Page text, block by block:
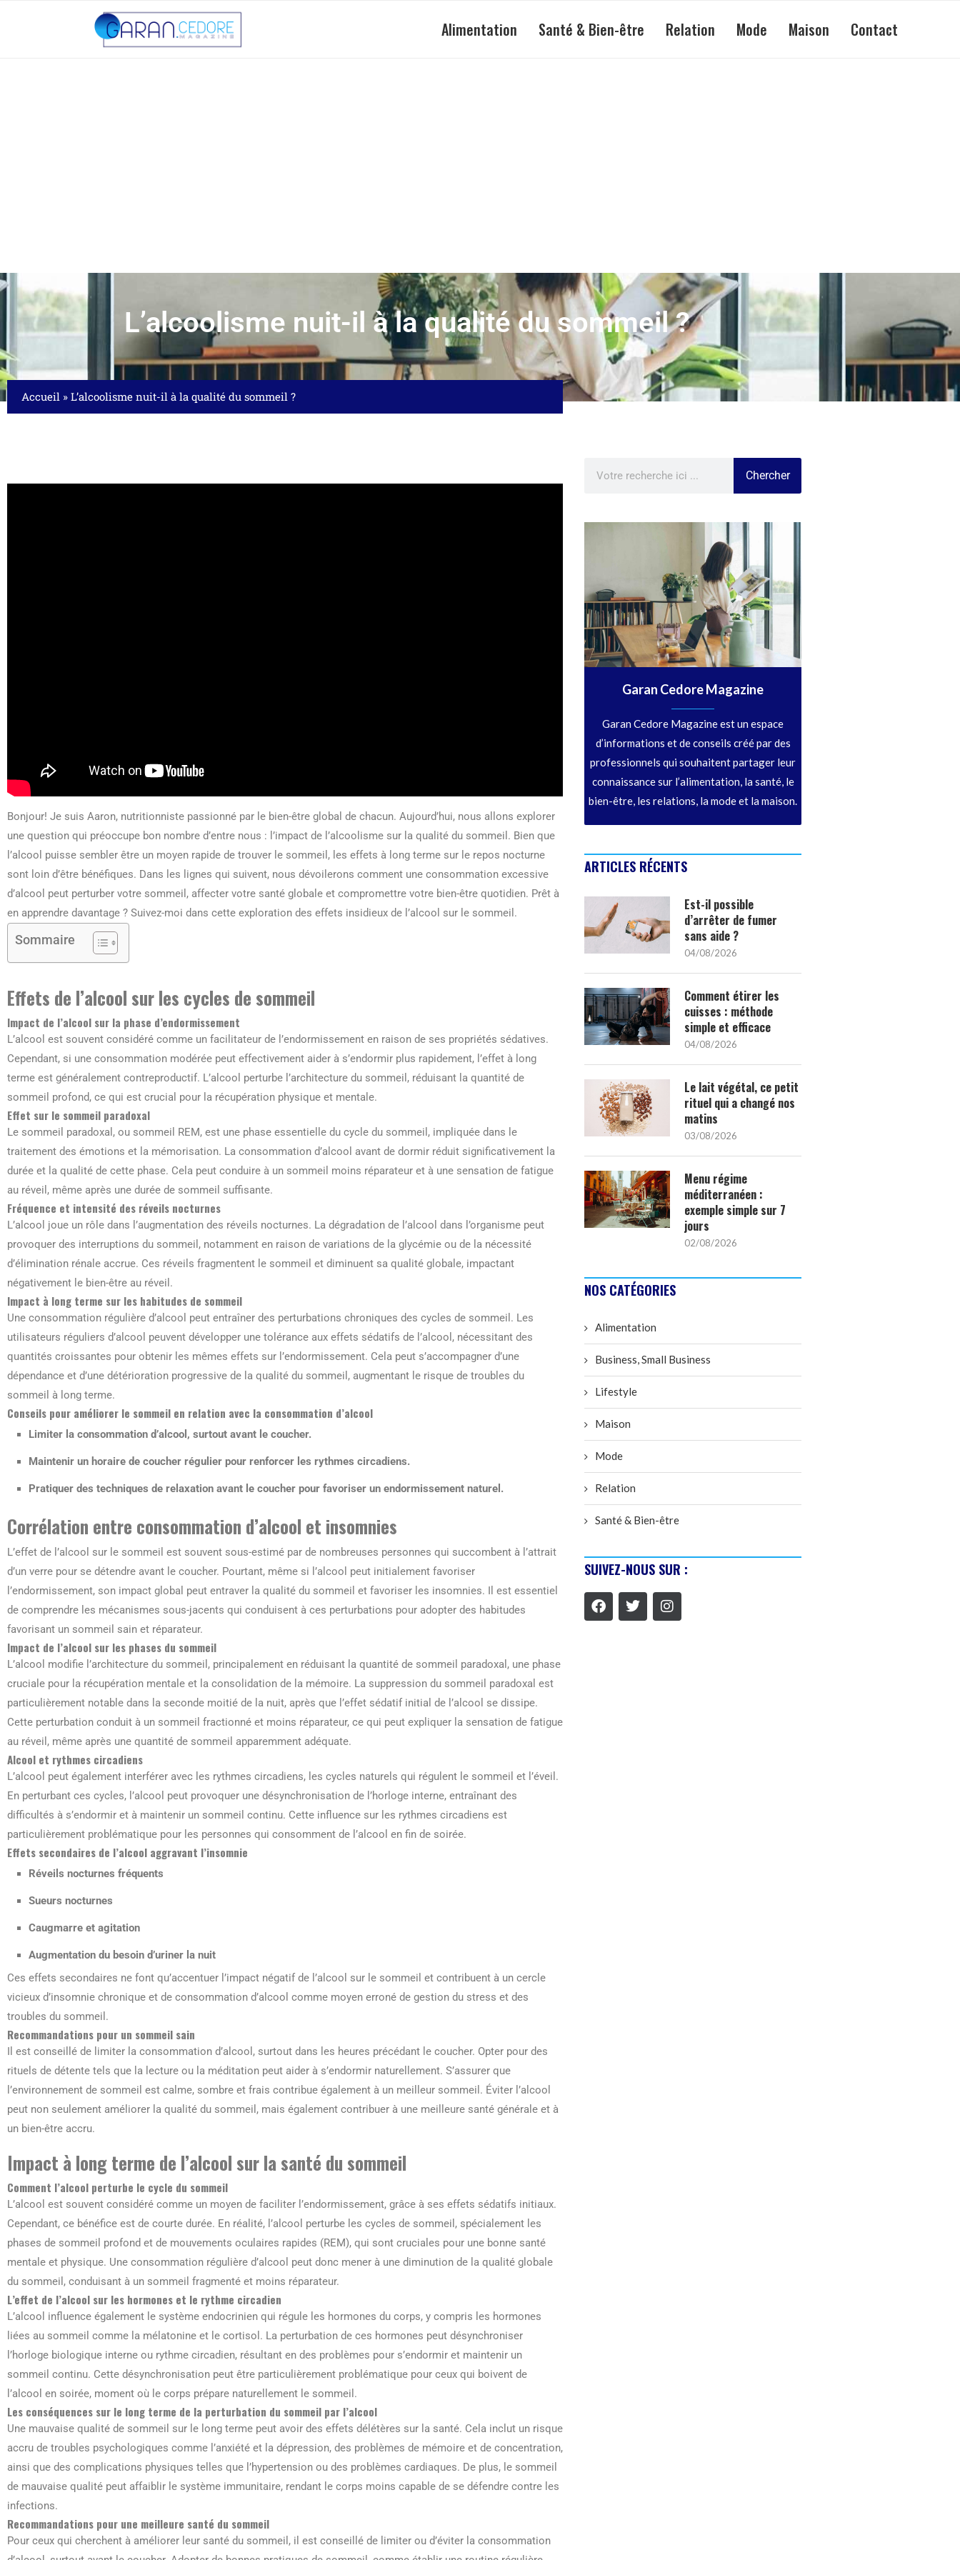
Alimentation Santé & Bien-être Relation Mode Maison Contact
L’alcoolisme nuit-il à la qualité du sommeil ?
Accueil » L’alcoolisme nuit-il à la qualité du sommeil ?
Bonjour! Je suis Aaron, nutritionniste passionné par le bien-être global de chacun. Aujourd’hui, nous allons explorer
une question qui préoccupe bon nombre d’entre nous : l’impact de l’alcoolisme sur la qualité du sommeil. Bien que
l’alcool puisse sembler être un moyen rapide de trouver le sommeil, les effets à long terme sur le repos nocturne
sont loin d’être bénéfiques. Dans les lignes qui suivent, nous dévoilerons comment une consommation excessive
d’alcool peut perturber votre sommeil, affecter votre santé globale et compromettre votre bien-être quotidien. Prêt à
en apprendre davantage ? Suivez-moi dans cette exploration des effets insidieux de l’alcool sur le sommeil.
Sommaire
Effets de l’alcool sur les cycles de sommeil
Impact de l’alcool sur la phase d’endormissement
L’alcool est souvent considéré comme un facilitateur de l’endormissement en raison de ses propriétés sédatives.
Cependant, si une consommation modérée peut effectivement aider à s’endormir plus rapidement, l’effet à long
terme est généralement contreproductif. L’alcool perturbe l’architecture du sommeil, réduisant la quantité de
sommeil profond, ce qui est crucial pour la récupération physique et mentale.
Effet sur le sommeil paradoxal
Le sommeil paradoxal, ou sommeil REM, est une phase essentielle du cycle du sommeil, impliquée dans le
traitement des émotions et la mémorisation. La consommation d’alcool avant de dormir réduit significativement la
durée et la qualité de cette phase. Cela peut conduire à un sommeil moins réparateur et à une sensation de fatigue
au réveil, même après une durée de sommeil suffisante.
Fréquence et intensité des réveils nocturnes
L’alcool joue un rôle dans l’augmentation des réveils nocturnes. La dégradation de l’alcool dans l’organisme peut
provoquer des interruptions du sommeil, notamment en raison de variations de la glycémie ou de la nécessité
d’élimination rénale accrue. Ces réveils fragmentent le sommeil et diminuent sa qualité globale, impactant
négativement le bien-être au réveil.
Impact à long terme sur les habitudes de sommeil
Une consommation régulière d’alcool peut entraîner des perturbations chroniques des cycles de sommeil. Les
utilisateurs réguliers d’alcool peuvent développer une tolérance aux effets sédatifs de l’alcool, nécessitant des
quantités croissantes pour obtenir les mêmes effets sur l’endormissement. Cela peut s’accompagner d’une
dépendance et d’une détérioration progressive de la qualité du sommeil, augmentant le risque de troubles du
sommeil à long terme.
Conseils pour améliorer le sommeil en relation avec la consommation d’alcool
Limiter la consommation d’alcool, surtout avant le coucher.
Maintenir un horaire de coucher régulier pour renforcer les rythmes circadiens.
Pratiquer des techniques de relaxation avant le coucher pour favoriser un endormissement naturel.
Corrélation entre consommation d’alcool et insomnies
L’effet de l’alcool sur le sommeil est souvent sous-estimé par de nombreuses personnes qui succombent à l’attrait
d’un verre pour se détendre avant le coucher. Pourtant, même si l’alcool peut initialement favoriser
l’endormissement, son impact global peut entraver la qualité du sommeil et favoriser les insomnies. Il est essentiel
de comprendre les mécanismes sous-jacents qui conduisent à ces perturbations pour adopter des habitudes
favorisant un sommeil sain et réparateur.
Impact de l’alcool sur les phases du sommeil
L’alcool modifie l’architecture du sommeil, principalement en réduisant la quantité de sommeil paradoxal, une phase
cruciale pour la récupération mentale et la consolidation de la mémoire. La suppression du sommeil paradoxal est
particulièrement notable dans la seconde moitié de la nuit, après que l’effet sédatif initial de l’alcool se dissipe.
Cette perturbation conduit à un sommeil fractionné et moins réparateur, ce qui peut expliquer la sensation de fatigue
au réveil, même après une quantité de sommeil apparemment adéquate.
Alcool et rythmes circadiens
L’alcool peut également interférer avec les rythmes circadiens, les cycles naturels qui régulent le sommeil et l’éveil.
En perturbant ces cycles, l’alcool peut provoquer une désynchronisation de l’horloge interne, entraînant des
difficultés à s’endormir et à maintenir un sommeil continu. Cette influence sur les rythmes circadiens est
particulièrement problématique pour les personnes qui consomment de l’alcool en fin de soirée.
Effets secondaires de l’alcool aggravant l’insomnie
Réveils nocturnes fréquents
Sueurs nocturnes
Caugmarre et agitation
Augmentation du besoin d’uriner la nuit
Ces effets secondaires ne font qu’accentuer l’impact négatif de l’alcool sur le sommeil et contribuent à un cercle
vicieux d’insomnie chronique et de consommation d’alcool comme moyen erroné de gestion du stress et des
troubles du sommeil.
Recommandations pour un sommeil sain
Il est conseillé de limiter la consommation d’alcool, surtout dans les heures précédant le coucher. Opter pour des
rituels de détente tels que la lecture ou la méditation peut aider à s’endormir naturellement. S’assurer que
l’environnement de sommeil est calme, sombre et frais contribue également à un meilleur sommeil. Éviter l’alcool
peut non seulement améliorer la qualité du sommeil, mais également contribuer à une meilleure santé générale et à
un bien-être accru.
Impact à long terme de l’alcool sur la santé du sommeil
Comment l’alcool perturbe le cycle du sommeil
L’alcool est souvent considéré comme un moyen de faciliter l’endormissement, grâce à ses effets sédatifs initiaux.
Cependant, ce bénéfice est de courte durée. En réalité, l’alcool perturbe les cycles de sommeil, spécialement les
phases de sommeil profond et de mouvements oculaires rapides (REM), qui sont cruciales pour une bonne santé
mentale et physique. Une consommation régulière d’alcool peut donc mener à une diminution de la qualité globale
du sommeil, conduisant à un sommeil fragmenté et moins réparateur.
L’effet de l’alcool sur les hormones et le rythme circadien
L’alcool influence également le système endocrinien qui régule les hormones du corps, y compris les hormones
liées au sommeil comme la mélatonine et le cortisol. La perturbation de ces hormones peut désynchroniser
l’horloge biologique interne ou rythme circadien, résultant en des problèmes pour s’endormir et maintenir un
sommeil continu. Cette désynchronisation peut être particulièrement problématique pour ceux qui boivent de
l’alcool en soirée, moment où le corps prépare naturellement le sommeil.
Les conséquences sur le long terme de la perturbation du sommeil par l’alcool
Une mauvaise qualité de sommeil sur le long terme peut avoir des effets délétères sur la santé. Cela inclut un risque
accru de troubles psychologiques comme l’anxiété et la dépression, des problèmes de mémoire et de concentration,
ainsi que des complications physiques telles que l’hypertension ou des problèmes cardiaques. De plus, le sommeil
de mauvaise qualité peut affaiblir le système immunitaire, rendant le corps moins capable de se défendre contre les
infections.
Recommandations pour une meilleure santé du sommeil
Pour ceux qui cherchent à améliorer leur santé du sommeil, il est conseillé de limiter ou d’éviter la consommation
Chercher
Garan Cedore Magazine
Garan Cedore Magazine est un espace
d’informations et de conseils créé par des
professionnels qui souhaitent partager leur
connaissance sur l’alimentation, la santé, le
bien-être, les relations, la mode et la maison.
ARTICLES RÉCENTS
Est-il possible
d’arrêter de fumer
sans aide ?
04/08/2026
Comment étirer les
cuisses : méthode
simple et efficace
04/08/2026
Le lait végétal, ce petit
rituel qui a changé nos
matins
03/08/2026
Menu régime
méditerranéen :
exemple simple sur 7
jours
02/08/2026
NOS CATÉGORIES
Alimentation
Business, Small Business
Lifestyle
Maison
Mode
Relation
Santé & Bien-être
SUIVEZ-NOUS SUR :